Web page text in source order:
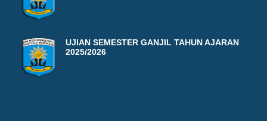
UJIAN SEMESTER GANJIL TAHUN AJARAN
2025/2026